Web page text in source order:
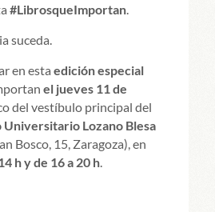
#LibrosqueImportan.
suceda.
en esta edición especial
el jueves 11 de
del vestíbulo principal del
Universitario Lozano Blesa
Bosco, 15, Zaragoza), en
h y de 16 a 20 h.